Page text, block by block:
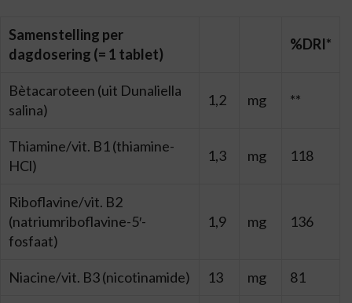
Samenstelling per
dagdosering (= 1 tablet)
%DRI*
Bètacaroteen (uit Dunaliella
salina)
1,2 mg **
Thiamine/vit. B1 (thiamine-
HCl)
1,3 mg 118
Riboflavine/vit. B2
(natriumriboflavine-5′-
fosfaat)
1,9 mg 136
Niacine/vit. B3 (nicotinamide) 13 mg 81